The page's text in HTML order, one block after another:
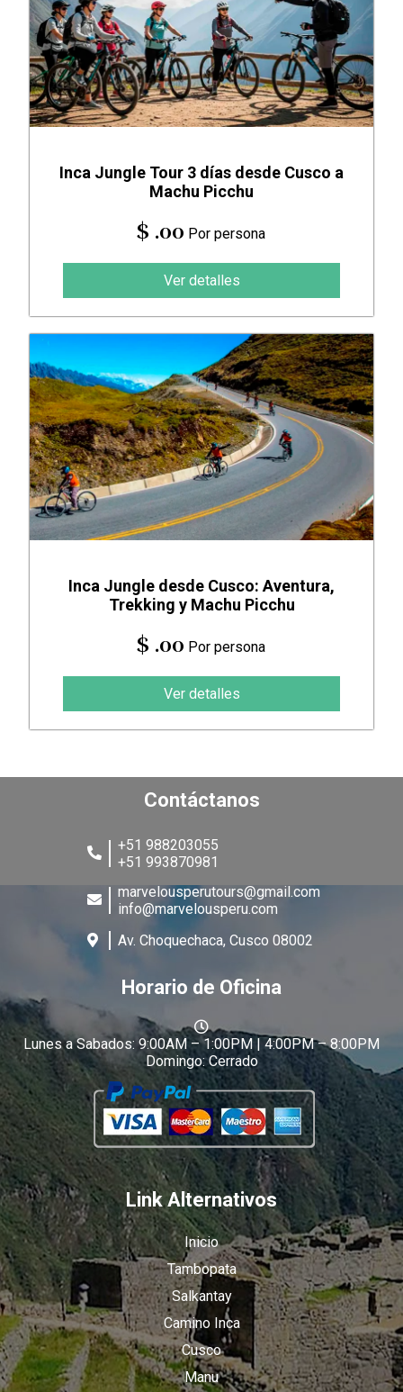
Inca Jungle Tour 3 días desde Cusco a
Machu Picchu
$ .00 Por persona
Ver detalles
Inca Jungle desde Cusco: Aventura,
Trekking y Machu Picchu
$ .00 Por persona
Ver detalles
Contáctanos
+51 988203055
+51 993870981
marvelousperutours@gmail.com
info@marvelousperu.com
Av. Choquechaca, Cusco 08002
Horario de Oficina
Lunes a Sabados: 9:00AM – 1:00PM | 4:00PM – 8:00PM
Domingo: Cerrado
Link Alternativos
Inicio
Tambopata
Salkantay
Camino Inca
Cusco
Manu